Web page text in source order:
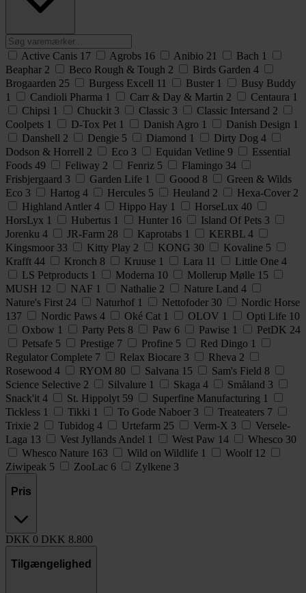
Active Canis 17 Agrobs 16 Anibio 21 Bach 1
Beaphar 2 Beco Rough & Tough 2 Birds Garden 4
Brogaarden 25 Burgess Excell 11 Buster 1
Busy Buddy
1
Candioli Pharma 1 Carr & Day & Martin 2 Centaura 1
Chipsi 1 Chuckit 3 Classic 3 Classic Intersand 2
Coolpets 1 D-Tox Pet 1 Danish Agro 1 Danish Design 1
Danshell 2 Dengie 5 Diamond 1 Dirty Dog 4
Dodson & Horrell 2 Eco 3 Equidan Vetline 9
Essential
Foods 49 Feliway 2 Fenriz 5 Flamingo 34
Frisbjergaard 3 Garden Life 1 Goood 8
Green & Wilds
Eco 3 Hartog 4 Hercules 5 Heuland 2 Hexa-Cover 2
Highland Antler 4 Hippo Hay 1 HorseLux 40
HorsLyx 1 Hubertus 1 Hunter 16 Island Of Pets 3
Jorenku 4 JR-Farm 28 Kaprotabs 1 KERBL 4
Kingsmoor 33 Kitty Play 2 KONG 30 Kovaline 5
Krafft 44 Kronch 8 Kruuse 1 Lara 11 Little One 4
LS Petproducts 1 Moderna 10 Mollerup Mølle 15
MUSH 12 NAF 1 Nathalie 2 Nature Land 4
Nature's First 24 Naturhof 1 Nettofoder 30
Nordic Horse
137
Nordic Paws 4 Oké Cat 1 OLOV 1 Opti Life 10
Oxbow 1 Party Pets 8 Paw 6 Pawise 1 PetDK 24
Petsafe 5 Prestige 7 Profine 5 Red Dingo 1
Regulator Complete 7 Relax Biocare 3 Rheva 2
Rosewood 4 RYOM 80 Salvana 15 Sam's Field 8
Science Selective 2 Silvalure 1 Skaga 4 Småland 3
Snack'it 4 St. Hippolyt 59 Superfine Manufacturing 1
Tickless 1 Tikki 1 To Gode Naboer 3 Treateaters 7
Trixie 2 Tubidog 4 Urtefarm 25 Verm-X 3
Versele-
Laga 13 Vest Jyllands Andel 1 West Paw 14 Whesco 30
Whesco Nature 163 Wild on Wildlife 1 Woolf 12
Ziwipeak 5 ZooLac 6 Zylkene 3
Pris
DKK 0 DKK 8.800
Tilgængelighed